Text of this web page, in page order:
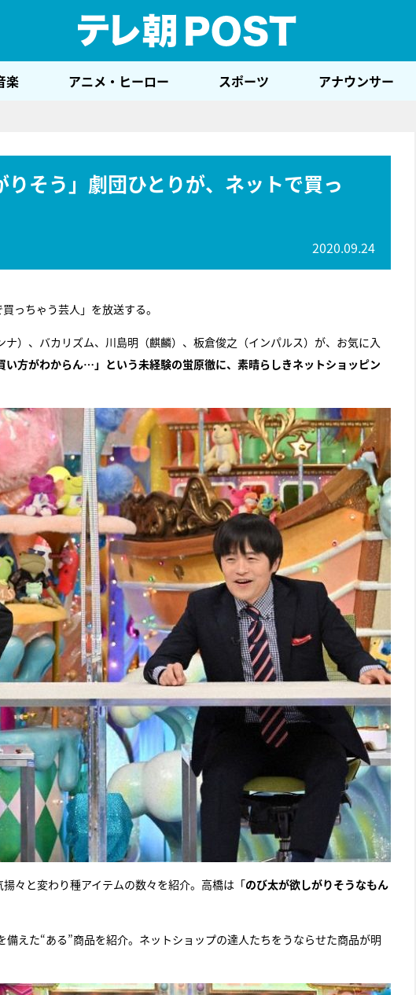
楽 アニメ・ヒーロー スポーツ アナウンサー
そう」劇団ひとりが、ネットで買っ
2020.09.24
っちゃう芸人」を放送する。
）、バカリズム、川島明（麒麟）、板倉俊之（インパルス）が、お気に入
い方がわからん…」という未経験の蛍原徹に、素晴らしきネットショッピン
々と変わり種アイテムの数々を紹介。高橋は「のび太が欲しがりそうなもん
えた“ある”商品を紹介。ネットショップの達人たちをうならせた商品が明
E齋藤樹愛羅＆佐々木舞香SPインタ
ビュー